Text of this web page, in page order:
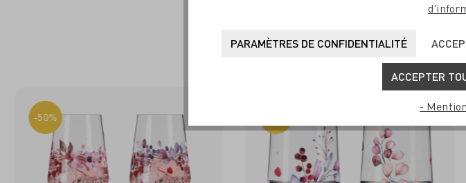
COMPLÉTEZ
SOUVENT
-50%
PARAMÈTRES DE CONFIDENTIALITÉ
ACCEPTER
-